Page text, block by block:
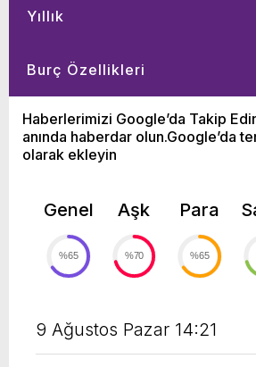
Yıllık
Burç Özellikleri
Haberlerimizi Google’da Takip
anında haberdar olun.Google’da
olarak ekleyin
Genel
%65
Aşk
%70
Para
%65
9 Ağustos Pazar 14:21